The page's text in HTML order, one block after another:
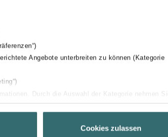
Angebote unterbreiten zu können (Kategorie
Durch die Auswahl der Kategorie nehmen Sie
und Ihnen maßgeschneiderte Informationen
Sie selbstverständlich über einen Link in der
Cookies zulassen
500 mm